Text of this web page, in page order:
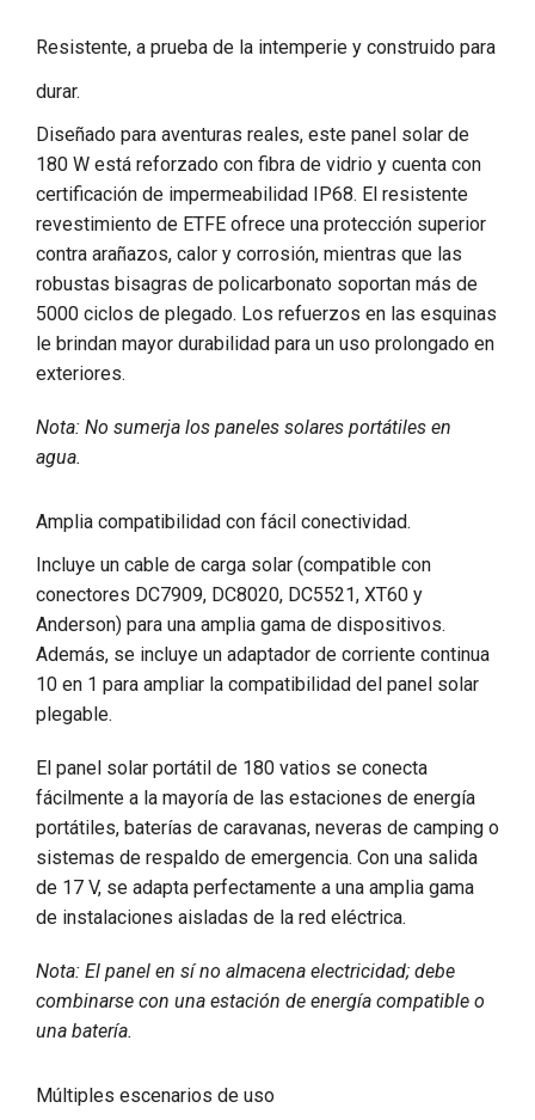
Resistente, a prueba de la intemperie y construido para
durar.
Diseñado para aventuras reales, este panel solar de
180 W está reforzado con fibra de vidrio y cuenta con
certificación de impermeabilidad IP68. El resistente
revestimiento de ETFE ofrece una protección superior
contra arañazos, calor y corrosión, mientras que las
robustas bisagras de policarbonato soportan más de
5000 ciclos de plegado. Los refuerzos en las esquinas
le brindan mayor durabilidad para un uso prolongado en
exteriores.
Nota: No sumerja los paneles solares portátiles en
agua.
Amplia compatibilidad con fácil conectividad.
Incluye un cable de carga solar (compatible con
conectores DC7909, DC8020, DC5521, XT60 y
Anderson) para una amplia gama de dispositivos.
Además, se incluye un adaptador de corriente continua
10 en 1 para ampliar la compatibilidad del panel solar
plegable.
El panel solar portátil de 180 vatios se conecta
fácilmente a la mayoría de las estaciones de energía
portátiles, baterías de caravanas, neveras de camping o
sistemas de respaldo de emergencia. Con una salida
de 17 V, se adapta perfectamente a una amplia gama
de instalaciones aisladas de la red eléctrica.
Nota: El panel en sí no almacena electricidad; debe
combinarse con una estación de energía compatible o
una batería.
Múltiples escenarios de uso